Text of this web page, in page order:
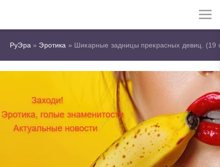
РуЭра » Эротика » Шикарные задницы прекрасных девиц. (19